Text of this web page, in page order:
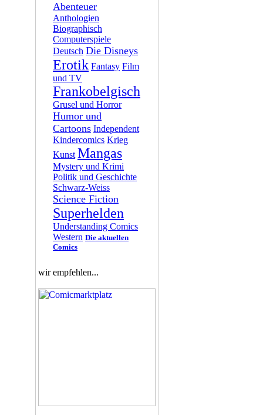
Abenteuer
Anthologien
Biographisch
Computerspiele
Deutsch Die Disneys
Erotik Fantasy Film
und TV
Frankobelgisch
Grusel und Horror
Humor und
Cartoons Independent
Kindercomics Krieg
Kunst Mangas
Mystery und Krimi
Politik und Geschichte
Schwarz-Weiss
Science Fiction
Superhelden
Understanding Comics
Western Die aktuellen
Comics
wir empfehlen...